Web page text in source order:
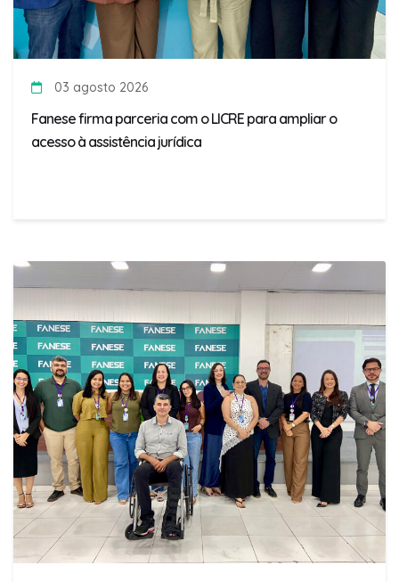
03 agosto 2026
Fanese firma parceria com o LICRE para ampliar o
acesso à assistência jurídica